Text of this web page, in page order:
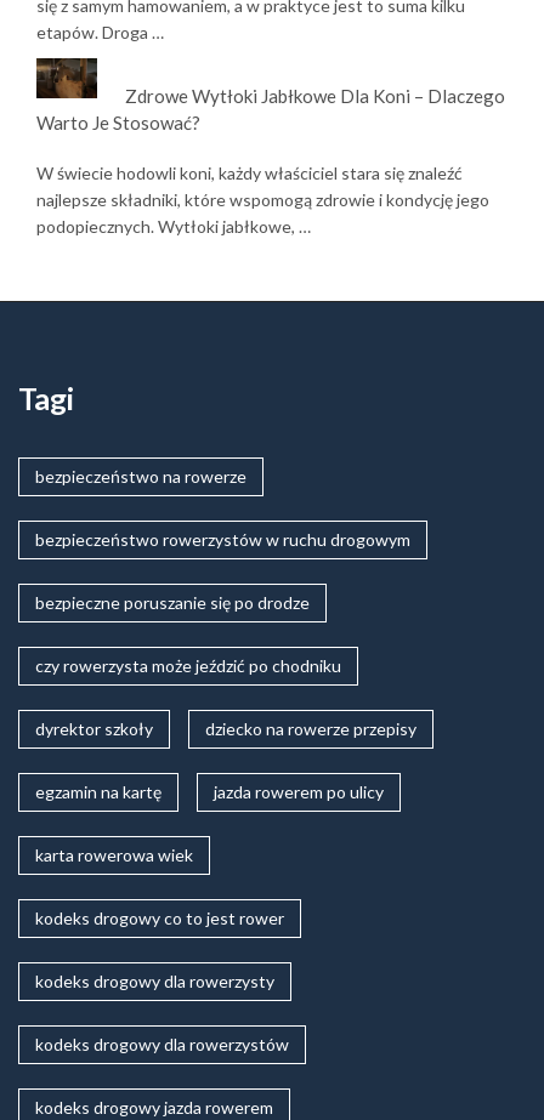
się z samym hamowaniem, a w praktyce jest to suma kilku
etapów. Droga …
Zdrowe Wytłoki Jabłkowe Dla Koni – Dlaczego
Warto Je Stosować?
W świecie hodowli koni, każdy właściciel stara się znaleźć
najlepsze składniki, które wspomogą zdrowie i kondycję jego
podopiecznych. Wytłoki jabłkowe, …
Tagi
bezpieczeństwo na rowerze
bezpieczeństwo rowerzystów w ruchu drogowym
bezpieczne poruszanie się po drodze
czy rowerzysta może jeździć po chodniku
dyrektor szkoły dziecko na rowerze przepisy
egzamin na kartę jazda rowerem po ulicy
karta rowerowa wiek
kodeks drogowy co to jest rower
kodeks drogowy dla rowerzysty
kodeks drogowy dla rowerzystów
kodeks drogowy jazda rowerem